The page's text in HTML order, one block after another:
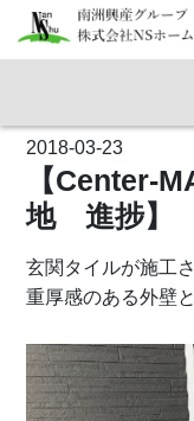
2018-03-23
【Center-
地 進捗】
玄関タイルが施工
重厚感のある外壁